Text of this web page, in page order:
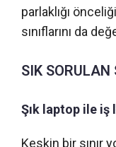
parlaklığı
sınıflarını da
SIK SORULAN
Şık laptop ile iş
Keskin bir sınır